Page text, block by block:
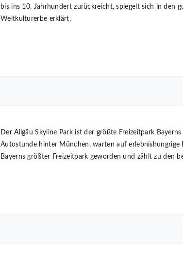
bis ins 10. Jahrhundert zurückreicht, spiegelt sich in den
Weltkulturerbe erklärt.
Der Allgäu Skyline Park ist der größte Freizeitpark
Autostunde hinter München, warten auf erlebnishungrige
Bayerns größter Freizeitpark geworden und zählt zu den